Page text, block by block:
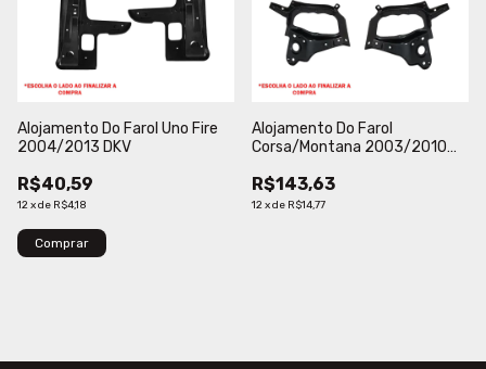
Alojamento Do Farol Uno Fire
2004/2013 DKV
R$40,59
12xde R$4,18
Comprar
Alojamento Do Farol
Corsa/Montana 2003/2010
R$143,63
12xde R$14,77